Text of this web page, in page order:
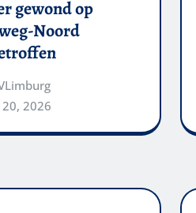
gewond op
Noord
2026